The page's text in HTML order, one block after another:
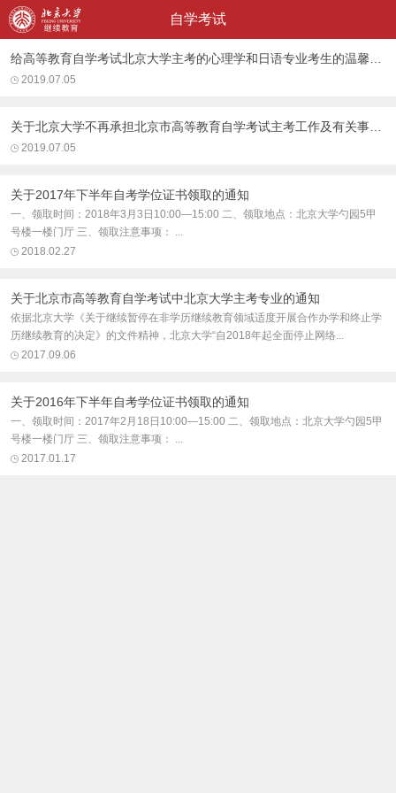
自学考试
2019.07.05
2019.07.05
关于2017年下半年自考学位证书领取的通知
一、领取时间：2018年3月3日10:00—15:00 二、领取地点：北京大学勺园5甲
号楼一楼门厅 三、领取注意事项： ...
2018.02.27
关于北京市高等教育自学考试中北京大学主考专业的通知
依据北京大学《关于继续暂停在非学历继续教育领域适度开展合作办学和终止学
历继续教育的决定》的文件精神，北京大学“自2018年起全面停止网络...
2017.09.06
关于2016年下半年自考学位证书领取的通知
一、领取时间：2017年2月18日10:00—15:00 二、领取地点：北京大学勺园5甲
号楼一楼门厅 三、领取注意事项： ...
2017.01.17